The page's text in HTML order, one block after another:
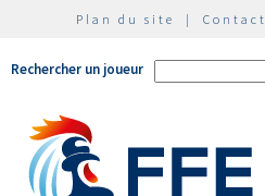
Plan du site | Contact
Rechercher un joueur